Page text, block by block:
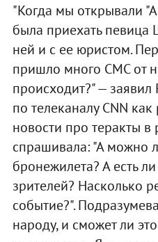
"Когда мы открывали
была приехать
ней и с ее юристом.
пришло много СМС от
происходит?" —
по телеканалу CNN
новости про теракты в
спрашивала: "А можно
бронежилета? А есть
зрителей? Насколько
событие?".
народу, и сможет ли